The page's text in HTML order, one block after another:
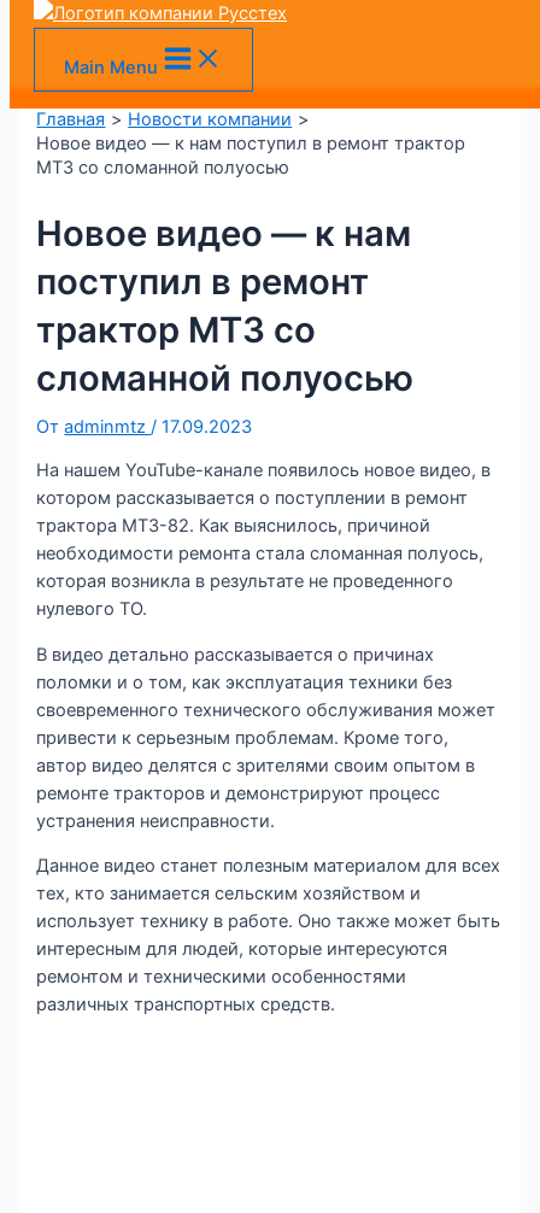
Перейти к содержимому
VK MAX Telegram
Main Menu
Главная
Новости компании
Новое видео — к нам поступил в ремонт трактор
МТЗ со сломанной полуосью
Новое видео — к нам
поступил в ремонт
трактор МТЗ со
сломанной полуосью
Отadminmtz /17.09.2023
На нашем YouTube-канале появилось новое видео, в
котором рассказывается о поступлении в ремонт
трактора МТЗ-82. Как выяснилось, причиной
необходимости ремонта стала сломанная полуось,
которая возникла в результате не проведенного
нулевого ТО.
В видео детально рассказывается о причинах
поломки и о том, как эксплуатация техники без
своевременного технического обслуживания может
привести к серьезным проблемам. Кроме того,
автор видео делятся с зрителями своим опытом в
ремонте тракторов и демонстрируют процесс
устранения неисправности.
Данное видео станет полезным материалом для всех
тех, кто занимается сельским хозяйством и
использует технику в работе. Оно также может быть
интересным для людей, которые интересуются
ремонтом и техническими особенностями
различных транспортных средств.